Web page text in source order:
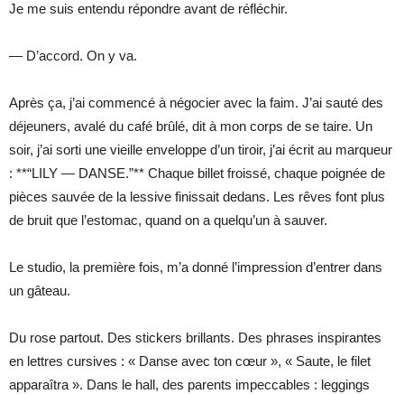
Je me suis entendu répondre avant de réfléchir.
— D’accord. On y va.
Après ça, j’ai commencé à négocier avec la faim. J’ai sauté des
déjeuners, avalé du café brûlé, dit à mon corps de se taire. Un
soir, j’ai sorti une vieille enveloppe d’un tiroir, j’ai écrit au marqueur
: **“LILY — DANSE.”** Chaque billet froissé, chaque poignée de
pièces sauvée de la lessive finissait dedans. Les rêves font plus
de bruit que l’estomac, quand on a quelqu’un à sauver.
Le studio, la première fois, m’a donné l’impression d’entrer dans
un gâteau.
Du rose partout. Des stickers brillants. Des phrases inspirantes
en lettres cursives : « Danse avec ton cœur », « Saute, le filet
apparaîtra ». Dans le hall, des parents impeccables : leggings